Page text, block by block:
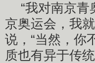
“我对南京
京奥运会，我
说，“当然，你
质也有异于传